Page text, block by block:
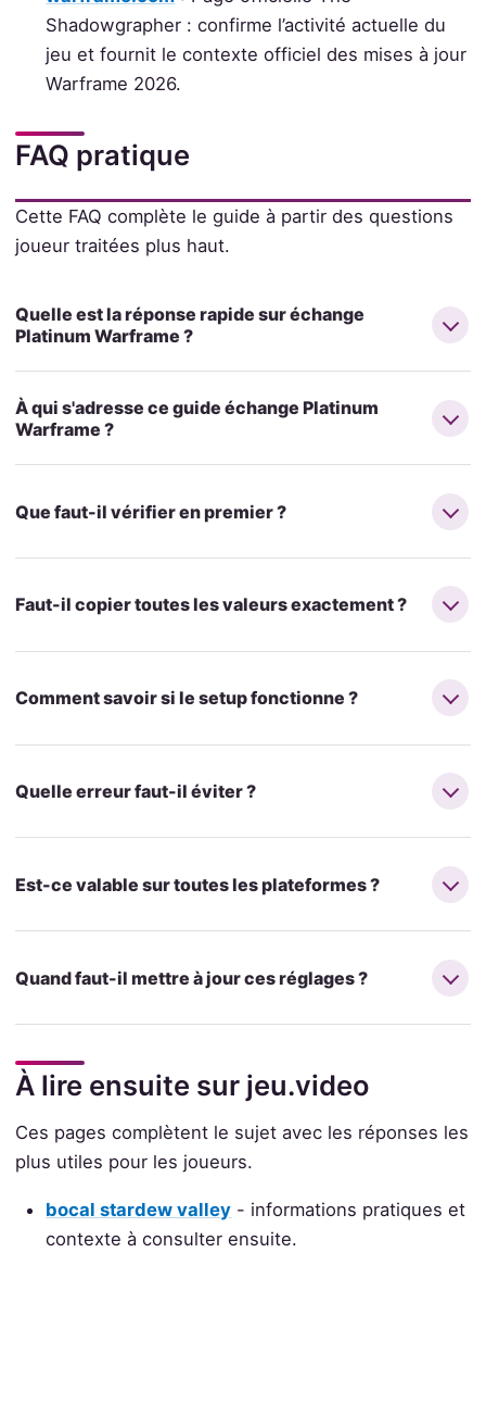
Shadowgrapher : confirme l’activité actuelle du
jeu et fournit le contexte officiel des mises à jour
Warframe 2026.
FAQ pratique
Cette FAQ complète le guide à partir des questions
joueur traitées plus haut.
Quelle est la réponse rapide sur échange
Platinum Warframe ?
À qui s'adresse ce guide échange Platinum
Warframe ?
Que faut-il vérifier en premier ?
Faut-il copier toutes les valeurs exactement ?
Comment savoir si le setup fonctionne ?
Quelle erreur faut-il éviter ?
Est-ce valable sur toutes les plateformes ?
Quand faut-il mettre à jour ces réglages ?
À lire ensuite sur jeu.video
Ces pages complètent le sujet avec les réponses les
plus utiles pour les joueurs.
bocal stardew valley - informations pratiques et
contexte à consulter ensuite.